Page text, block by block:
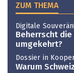
ZUM THEMA
Digitale
Beherrscht die
umgekehrt?
Dossier in
Warum